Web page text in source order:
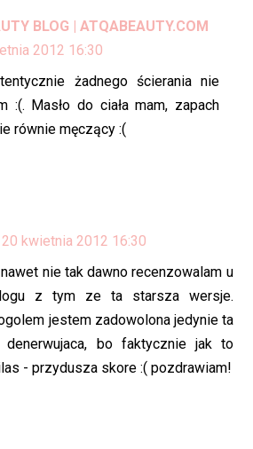
BLOG | ATQABEAUTY.COM
2012 16:30
żadnego ścierania nie
:(. Masło do ciała mam, zapach
równie męczący :(
20 kwietnia 2012 16:30
nie tak dawno recenzowalam u
z tym ze ta starsza wersje.
jestem zadowolona jedynie ta
denerwujaca, bo faktycznie jak to
- przydusza skore :( pozdrawiam!